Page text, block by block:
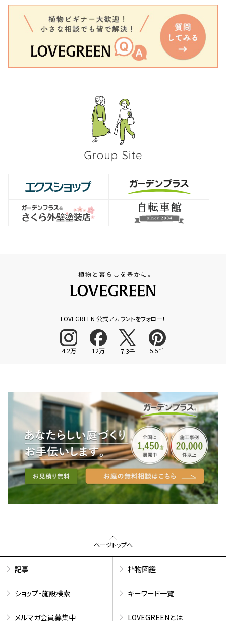
LOVEGREEN 公式アカウントをフォロー！
4.2万 12万 7.3千 5.5千
ページトップへ
記事 植物図鑑
ショップ・施設検索 キーワード一覧
メルマガ会員募集中 LOVEGREENとは